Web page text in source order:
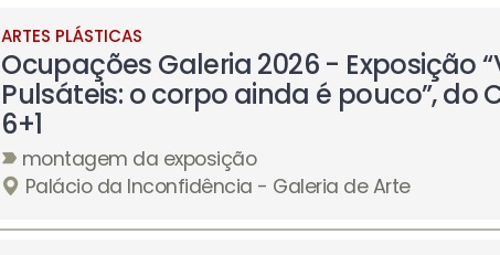
ARTES PLÁSTICAS
Ocupações Galeria 2026 - Exposição
Pulsáteis: o corpo ainda é pouco”, do
6+1
montagem da exposição
Palácio da Inconfidência - Galeria de Arte